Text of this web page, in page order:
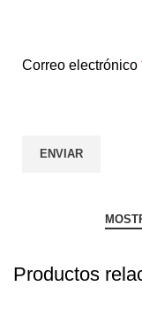
Correo electrónico
Productos